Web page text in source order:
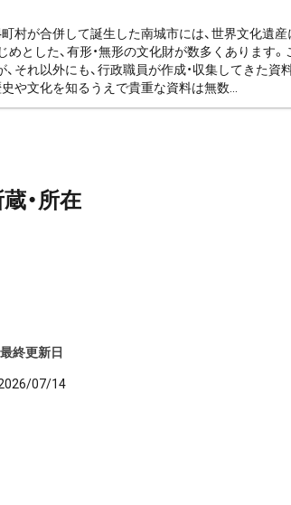
町村が合併して誕生した南城市には、世界文化遺
とした、有形・無形の文化財が数多くあります。
それ以外にも、行政職員が作成・収集してきた資
や文化を知るうえで貴重な資料は無数...
・所在
最終更新日
07/14